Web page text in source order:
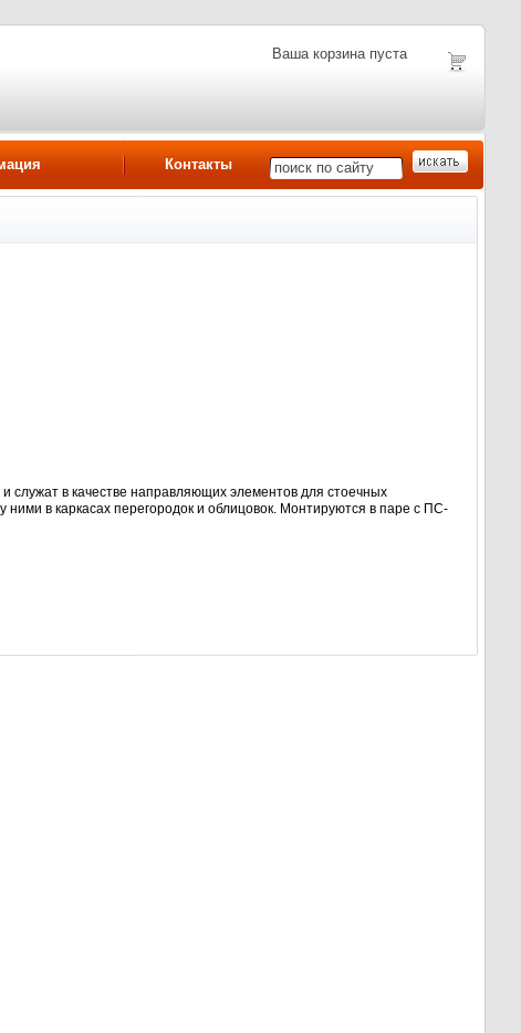
Ваша корзина пуста
Контакты
в качестве направляющих элементов для стоечных
в каркасах перегородок и облицовок. Монтируются в паре с ПС-